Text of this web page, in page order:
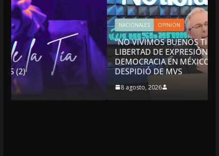
NACIONALES OPINIÓN
“NO VIVIMOS BUENOS TIEMPOS PARA LA
LIBERTAD DE EXPRESIÓN NI PARA LA
DEMOCRACIA EN MÉXICO”: LUIS CÁRDENAS;
DESPIDIÓ DE MVS
8 agosto, 2026